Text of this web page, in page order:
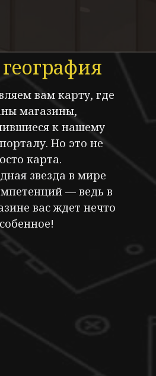
вам карту, где
магазины,
к нашему
Но это не
карта.
звезда в мире
— ведь в
вас ждет нечто